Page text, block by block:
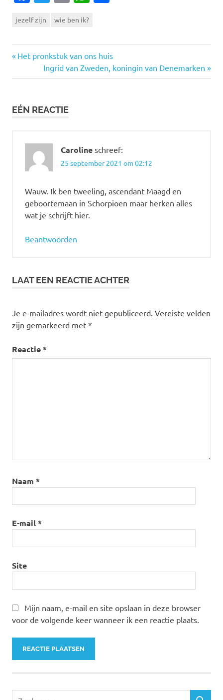
jezelf zijn wie ben ik?
Bericht
navigatie
Vorige
Het pronkstuk van ons huis
Volgende
bericht:
Ingrid van Zweden, koningin van Denemarken
EÉN REACTIE
Caroline schreef:
25 september 2021 om 02:12
Wauw. Ik ben tweeling, ascendant Maagd en
geboortemaan in Schorpioen maar herken alles
wat je schrijft hier.
Beantwoorden
LAAT EEN REACTIE ACHTER
Je e-mailadres wordt niet gepubliceerd. Vereiste velden
zijn gemarkeerd met *
Reactie*
Naam *
E-mail*
Site
Mijn naam, e-mail en site opslaan in deze browser
voor de volgende keer wanneer ik een reactie plaats.